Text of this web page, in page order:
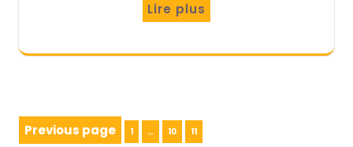
Lire plus
Pagination
Previous page Page
1 … Page
10 Page
11